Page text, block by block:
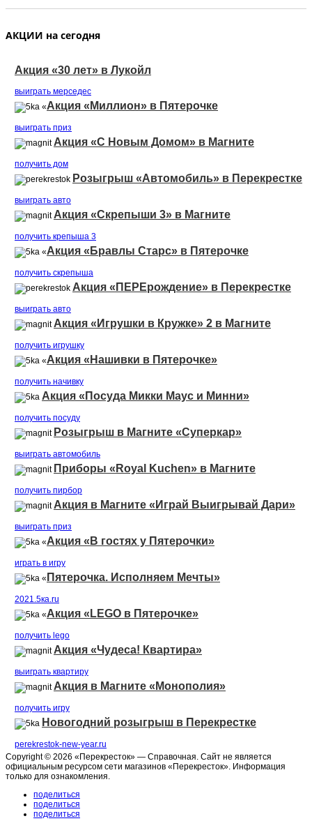
АКЦИИ на сегодня
Акция «30 лет» в Лукойл
выиграть мерседеc
«Акция «Миллион» в Пятерочке
выиграть приз
Акция «С Новым Домом» в Магните
получить дом
Розыгрыш «Автомобиль» в Перекрестке
выиграть авто
Акция «Скрепыши 3» в Магните
получить крепыша 3
«Акция «Бравлы Старс» в Пятерочке
получить скрепыша
Акция «ПЕРЕрождение» в Перекрестке
выиграть авто
Акция «Игрушки в Кружке» 2 в Магните
получить игрушку
«Акция «Нашивки в Пятерочке»
получить начивку
Акция «Посуда Микки Маус и Минни»
получить посуду
Розыгрыш в Магните «Суперкар»
выиграть автомобиль
Приборы «Royal Kuchen» в Магните
получить пирбор
Акция в Магните «Играй Выигрывай Дари»
выиграть приз
«Акция «В гостях у Пятерочки»
играть в игру
« Пятерочка. Исполняем Мечты»
2021.5ка.ru
«Акция «LEGO в Пятерочке»
получить lego
Акция «Чудеса! Квартира»
выиграть квартиру
Акция в Магните «Монополия»
получить игру
Новогодний розыгрыш в Перекрестке
perekrestok-new-year.ru
Copyright © 2026 «Перекресток» — Справочная. Сайт не является
официальным ресурсом сети магазинов «Перекресток». Информация
только для ознакомления.
поделиться
поделиться
поделиться